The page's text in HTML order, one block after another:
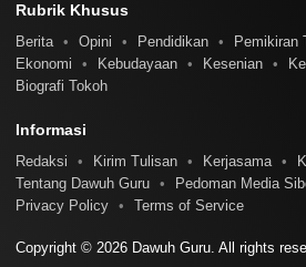
Rubrik Khusus
Berita Opini Pendidikan Pemikiran
Ekonomi
Kebudayaan Kesenian
Biografi Tokoh
Informasi
Redaksi Kirim Tulisan Kerjasama
Tentang Dawuh Guru
Pedoman Media
Privacy Policy
Terms of Service
Copyright © 2026 Dawuh Guru. All rights